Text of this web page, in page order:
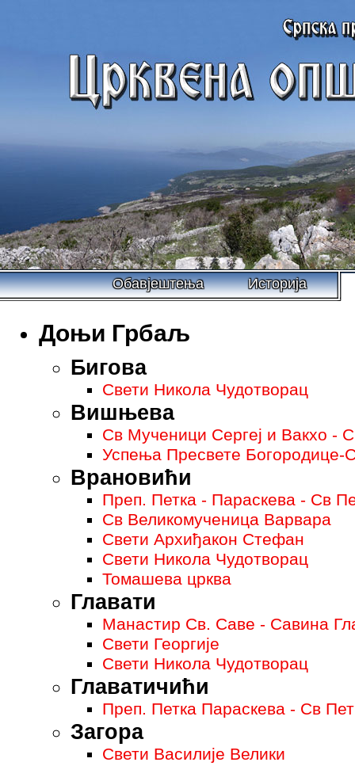
Обавјештења Историја
Доњи Грбаљ
Бигова
Свети Никола Чудотворац
Вишњева
Св Мученици Сергеј и Вакхо -
Успења Пресвете Богородице-
Врановићи
Преп. Петка - Параскева - Св
Св Великомученица Варвара
Свети Архиђакон Стефан
Свети Никола Чудотворац
Томашева црква
Главати
Манастир Св. Саве - Савина
Свети Георгије
Свети Никола Чудотворац
Главатичићи
Преп. Петка Параскева - Св
Загора
Свети Василије Велики